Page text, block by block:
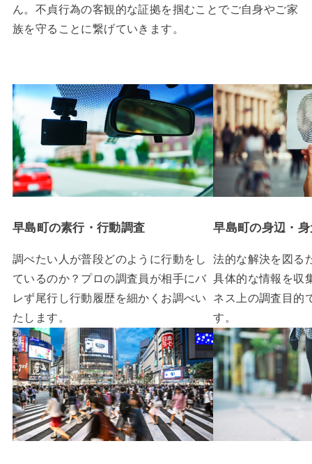
ん。不貞行為の客観的な証拠を掴むことでご自身やご家
族を守ることに繋げていきます。
早島町の素行・行動調査
調べたい人が普段どのように行動をし
ているのか？プロの調査員が相手にバ
レず尾行し行動履歴を細かくお調べい
たします。
早島町の身辺・
法的な解決を図る
具体的な情報を収
ネス上の調査目的
す。